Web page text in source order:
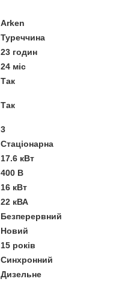
Arken
Туреччина
23 годин
24 міс
Так
Так
3
Стаціонарна
17.6 кВт
400 В
16 кВт
22 кВА
Безперервний
Новий
15 років
Синхронний
Дизельне